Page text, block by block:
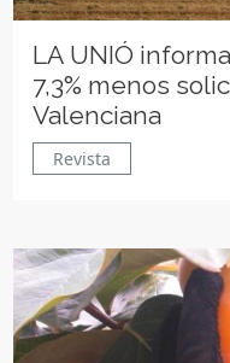
LA UNIÓ
7,3% menos
Valenciana
Revista